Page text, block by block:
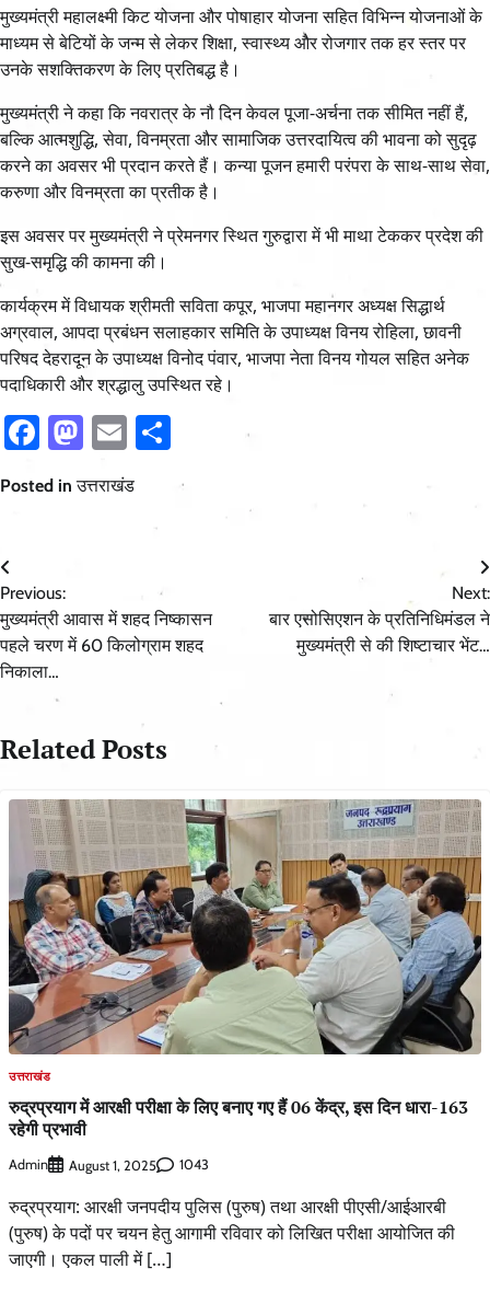
मुख्यमंत्री महालक्ष्मी किट योजना और पोषाहार योजना सहित विभिन्न योजनाओं के
माध्यम से बेटियों के जन्म से लेकर शिक्षा, स्वास्थ्य और रोजगार तक हर स्तर पर
उनके सशक्तिकरण के लिए प्रतिबद्ध है।
मुख्यमंत्री ने कहा कि नवरात्र के नौ दिन केवल पूजा-अर्चना तक सीमित नहीं हैं,
बल्कि आत्मशुद्धि, सेवा, विनम्रता और सामाजिक उत्तरदायित्व की भावना को सुदृढ़
करने का अवसर भी प्रदान करते हैं। कन्या पूजन हमारी परंपरा के साथ-साथ सेवा,
करुणा और विनम्रता का प्रतीक है।
इस अवसर पर मुख्यमंत्री ने प्रेमनगर स्थित गुरुद्वारा में भी माथा टेककर प्रदेश की
सुख-समृद्धि की कामना की।
कार्यक्रम में विधायक श्रीमती सविता कपूर, भाजपा महानगर अध्यक्ष सिद्धार्थ
अग्रवाल, आपदा प्रबंधन सलाहकार समिति के उपाध्यक्ष विनय रोहिला, छावनी
परिषद देहरादून के उपाध्यक्ष विनोद पंवार, भाजपा नेता विनय गोयल सहित अनेक
पदाधिकारी और श्रद्धालु उपस्थित रहे।
Facebook
Mastodon
EmailShare
Posted inउत्तराखंड
Post
navigation
Previous:
मुख्यमंत्री आवास में शहद निष्कासन
पहले चरण में 60 किलोग्राम शहद
निकाला…
Next:
बार एसोसिएशन के प्रतिनिधिमंडल ने
मुख्यमंत्री से की शिष्टाचार भेंट…
Related Posts
उत्तराखंड
रुद्रप्रयाग में आरक्षी परीक्षा के लिए बनाए गए हैं 06 केंद्र, इस दिन धारा-163
रहेगी प्रभावी
Admin August 1, 2025 1043
रुद्रप्रयाग: आरक्षी जनपदीय पुलिस (पुरुष) तथा आरक्षी पीएसी/आईआरबी
(पुरुष) के पदों पर चयन हेतु आगामी रविवार को लिखित परीक्षा आयोजित की
जाएगी। एकल पाली में […]